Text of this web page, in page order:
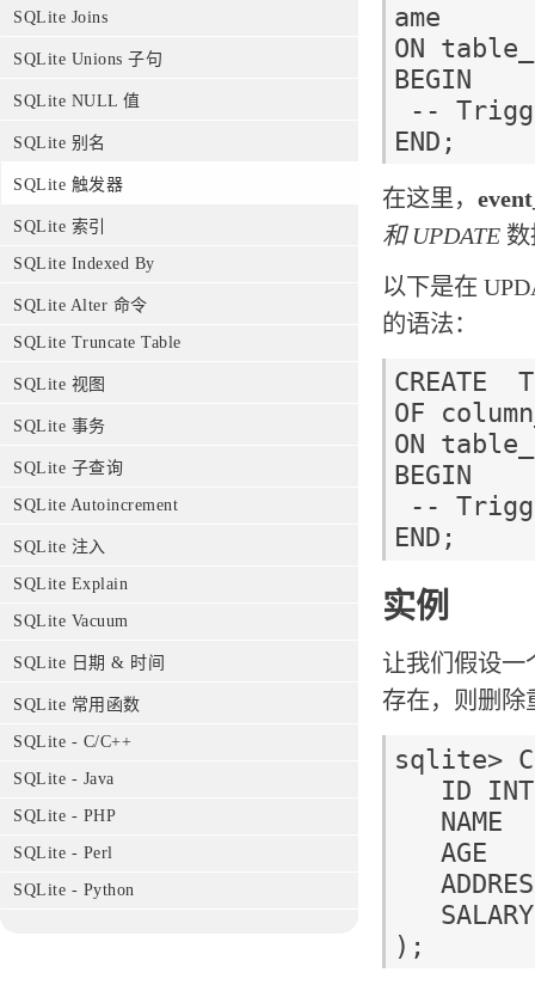
SQLite Joins
SQLite Unions 子句
SQLite NULL 值
SQLite 别名
SQLite 触发器
SQLite 索引
SQLite Indexed By
SQLite Alter 命令
SQLite Truncate Table
SQLite 视图
SQLite 事务
SQLite 子查询
SQLite Autoincrement
SQLite 注入
SQLite Explain
SQLite Vacuum
SQLite 日期 & 时间
SQLite 常用函数
SQLite - C/C++
SQLite - Java
SQLite - PHP
SQLite - Perl
SQLite - Python
ame
ON
BEGIN
在这里，
和 UPDATE
以下是在
的语法：
CREATE
OF
ON
BEGIN
实例
让我们假设一
存在，则删除
sqlite>